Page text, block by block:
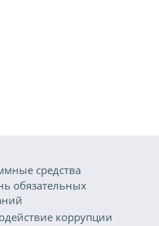
средства
обязательных
коррупции